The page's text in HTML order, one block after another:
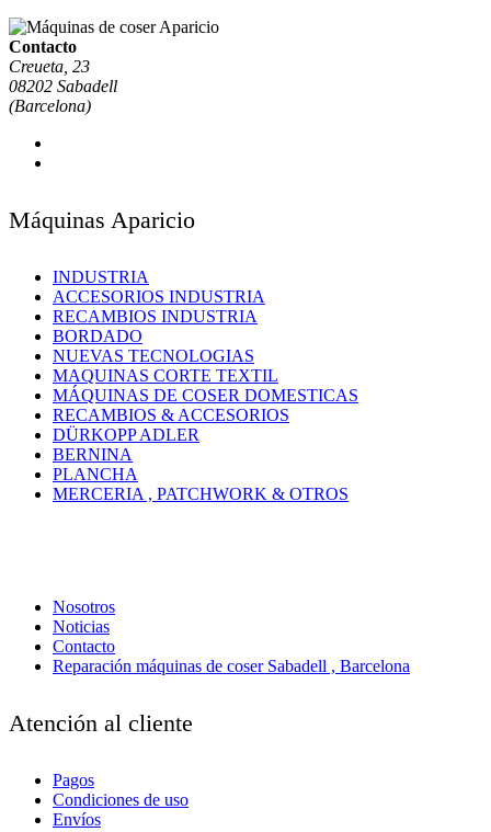
Contacto
Creueta, 23
08202 Sabadell
(Barcelona)
Máquinas Aparicio
INDUSTRIA
ACCESORIOS INDUSTRIA
RECAMBIOS INDUSTRIA
BORDADO
NUEVAS TECNOLOGIAS
MAQUINAS CORTE TEXTIL
MÁQUINAS DE COSER DOMESTICAS
RECAMBIOS & ACCESORIOS
DÜRKOPP ADLER
BERNINA
PLANCHA
MERCERIA , PATCHWORK & OTROS
Nosotros
Noticias
Contacto
Reparación máquinas de coser Sabadell , Barcelona
Atención al cliente
Pagos
Condiciones de uso
Envíos